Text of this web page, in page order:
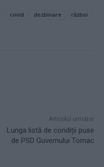
covid dezbinare
război
Articolul următor
Lunga listă de condiții puse
de PSD Guvernului Tomac